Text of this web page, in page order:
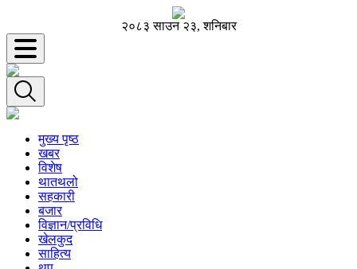
२०८३ साउन २३, शनिबार
मुख्य पृष्ठ
खबर
विशेष
थातथलो
सहकारी
बजार
विज्ञान/प्रविधि
खेलकुद
साहित्य